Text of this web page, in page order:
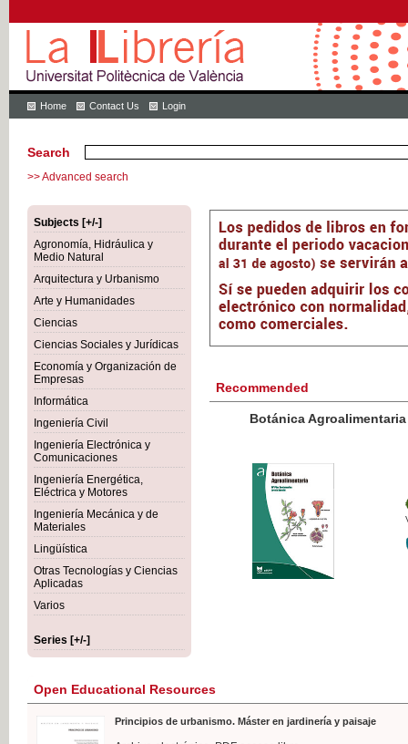
Home Contact Us Login
Search
>> Advanced search
Subjects [+/-]
Agronomía, Hidráulica y
Medio Natural
Arquitectura y Urbanismo
Arte y Humanidades
Ciencias
Ciencias Sociales y Jurídicas
Economía y Organización de
Empresas
Informática
Ingeniería Civil
Ingeniería Electrónica y
Comunicaciones
Ingeniería Energética,
Eléctrica y Motores
Ingeniería Mecánica y de
Materiales
Lingüística
Otras Tecnologías y Ciencias
Aplicadas
Varios
Series [+/-]
Recommended
Botánica Agroalimentaria
VAT
Open Educational Resources
Principios de urbanismo. Máster en jardinería y paisaje